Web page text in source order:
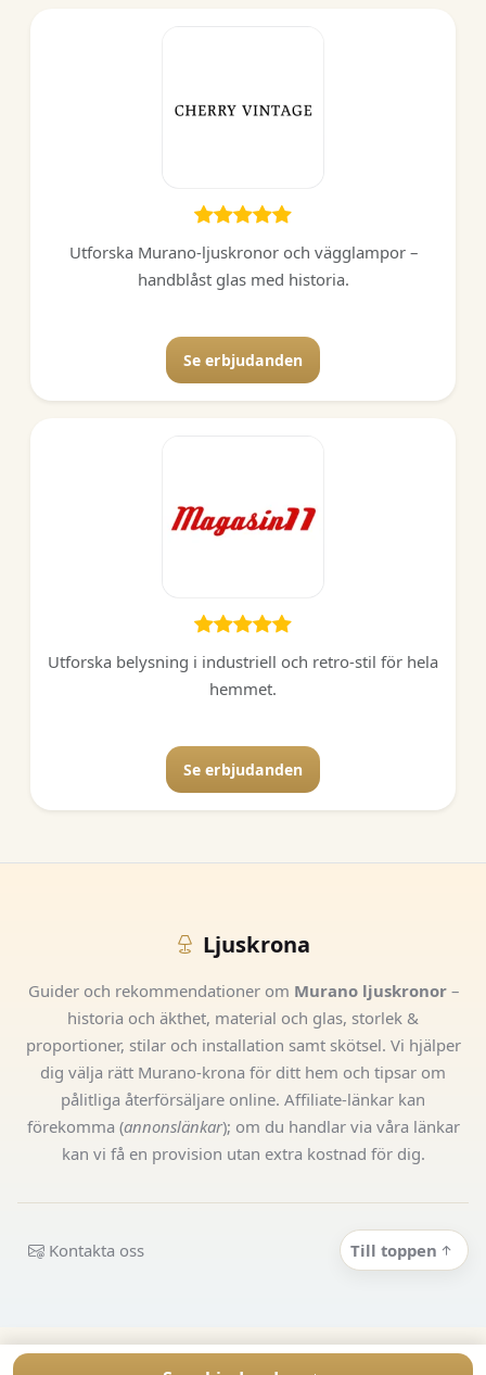
Utforska Murano-ljuskronor och vägglampor –
handblåst glas med historia.
Se erbjudanden
Utforska belysning i industriell och retro-stil för hela
hemmet.
Se erbjudanden
Ljuskrona
Guider och rekommendationer om Murano ljuskronor–
historia och äkthet, material och glas, storlek &
proportioner, stilar och installation samt skötsel. Vi hjälper
dig välja rätt Murano-krona för ditt hem och tipsar om
pålitliga återförsäljare online. Affiliate-länkar kan
förekomma (annonslänkar); om du handlar via våra länkar
kan vi få en provision utan extra kostnad för dig.
Kontakta oss Till toppen